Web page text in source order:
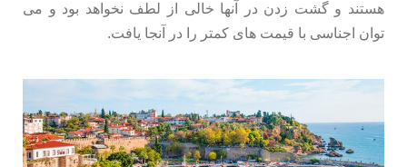
هستند و گشت زدن در آنها خالی از لطف نخواهد بود و می
توان اجناسی با قیمت های کمتر را در آنجا یافت.